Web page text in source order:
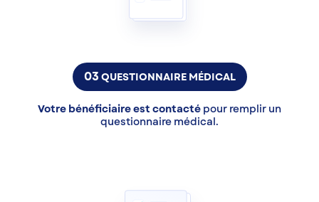
03 QUESTIONNAIRE MÉDICAL
Votre bénéficiaire est contacté pour remplir un
questionnaire médical.